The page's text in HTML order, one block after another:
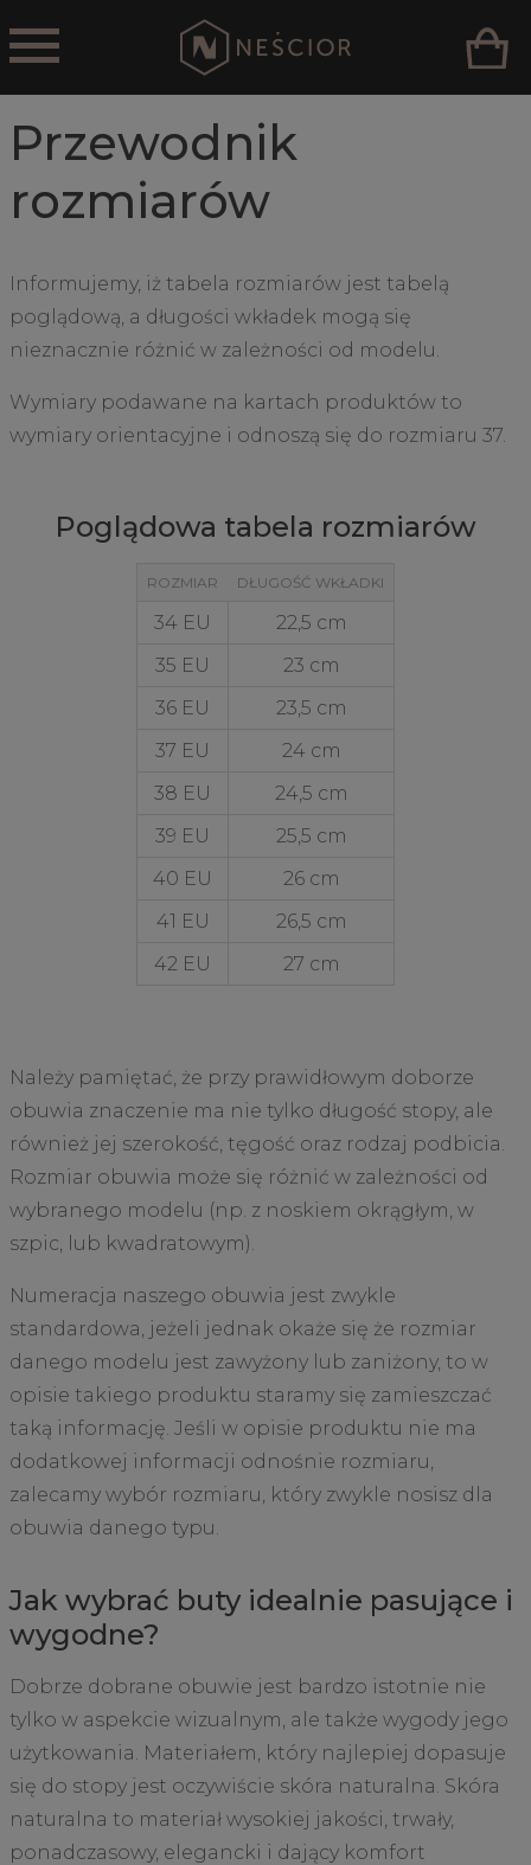
Przewodnik
rozmiarów
Informujemy, iż tabela rozmiarów jest tabelą
poglądową, a długości wkładek mogą się
nieznacznie różnić w zależności od modelu.
Wymiary podawane na kartach produktów to
wymiary orientacyjne i odnoszą się do rozmiaru 37.
Poglądowa tabela rozmiarów
ROZMIAR DŁUGOŚĆ WKŁADKI
34 EU
22,5 cm
35 EU
23 cm
36 EU
23,5 cm
37 EU
24 cm
38 EU
24,5 cm
39 EU
25,5 cm
40 EU
26 cm
41 EU
26,5 cm
42 EU
27 cm
Należy pamiętać, że przy prawidłowym doborze
obuwia znaczenie ma nie tylko długość stopy, ale
również jej szerokość, tęgość oraz rodzaj podbicia.
Rozmiar obuwia może się różnić w zależności od
wybranego modelu (np. z noskiem okrągłym, w
szpic, lub kwadratowym).
Numeracja naszego obuwia jest zwykle
standardowa, jeżeli jednak okaże się że rozmiar
danego modelu jest zawyżony lub zaniżony, to w
opisie takiego produktu staramy się zamieszczać
taką informację. Jeśli w opisie produktu nie ma
dodatkowej informacji odnośnie rozmiaru,
zalecamy wybór rozmiaru, który zwykle nosisz dla
obuwia danego typu.
Jak wybrać buty idealnie pasujące i
wygodne?
Dobrze dobrane obuwie jest bardzo istotnie nie
tylko w aspekcie wizualnym, ale także wygody jego
użytkowania. Materiałem, który najlepiej dopasuje
się do stopy jest oczywiście skóra naturalna. Skóra
naturalna to materiał wysokiej jakości, trwały,
ponadczasowy, elegancki i dający komfort